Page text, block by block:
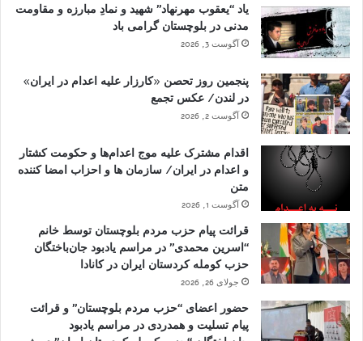
یاد “یعقوب مهرنهاد” شهید و نمادِ مبارزه و مقاومت
مدنی در بلوچستان گرامی باد
آگوست 3, 2026
پنجمین روز تحصن «کارزار علیه اعدام در ایران»
در لندن/ عکس تجمع
آگوست 2, 2026
اقدام مشترک علیه موج اعدام‌ها و حکومت کشتار
و اعدام در ایران/ سازمان ها و احزاب امضا کننده
متن
آگوست 1, 2026
قرائت پیام حزب مردم بلوچستان توسط خانم
“اسرین محمدی” در مراسم یادبود جان‌باختگان
حزب کومله کردستان ایران در کانادا
جولای 26, 2026
حضور اعضای “حزب مردم بلوچستان” و قرائت
پیام تسلیت و همدردی در مراسم یادبود